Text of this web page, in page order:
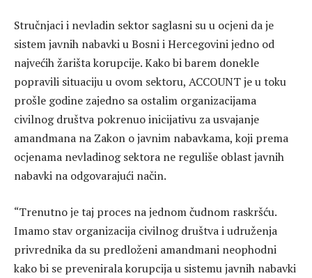
Stručnjaci i nevladin sektor saglasni su u ocjeni da je
sistem javnih nabavki u Bosni i Hercegovini jedno od
najvećih žarišta korupcije. Kako bi barem donekle
popravili situaciju u ovom sektoru, ACCOUNT je u toku
prošle godine zajedno sa ostalim organizacijama
civilnog društva pokrenuo inicijativu za usvajanje
amandmana na Zakon o javnim nabavkama, koji prema
ocjenama nevladinog sektora ne reguliše oblast javnih
nabavki na odgovarajući način.
“Trenutno je taj proces na jednom čudnom raskršću.
Imamo stav organizacija civilnog društva i udruženja
privrednika da su predloženi amandmani neophodni
kako bi se prevenirala korupcija u sistemu javnih nabavki